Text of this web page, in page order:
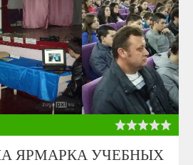
ЯРМАРКА УЧЕБНЫХ